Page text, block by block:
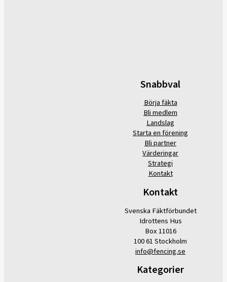
Snabbval
Börja fäkta
Bli medlem
Landslag
Starta en förening
Bli partner
Värderingar
Strategi
Kontakt
Kontakt
Svenska Fäktförbundet
Idrottens Hus
Box 11016
100 61 Stockholm
info@fencing.se
Kategorier